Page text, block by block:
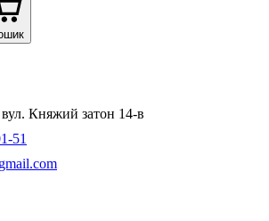
Княжий затон 14-в
51